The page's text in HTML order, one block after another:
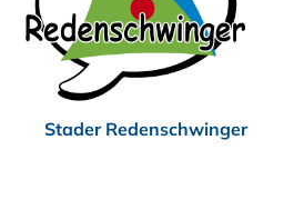
Stader Redenschwinger